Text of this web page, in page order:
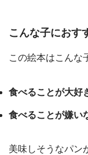
こんな子におす
この絵本はこんな
食べることが大好
食べることが嫌い
美味しそうなパン